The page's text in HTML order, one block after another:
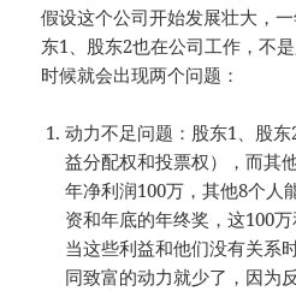
假设这个公司开始发展壮大，
东1、股东2也在公司工作，不
时候就会出现两个问题：
动力不足问题：股东1、股
益分配权和投票权），而其
年净利润100万，其他8个人
资和年底的年终奖，这100万
当这些利益和他们没有关系
同致富的动力就少了，因为